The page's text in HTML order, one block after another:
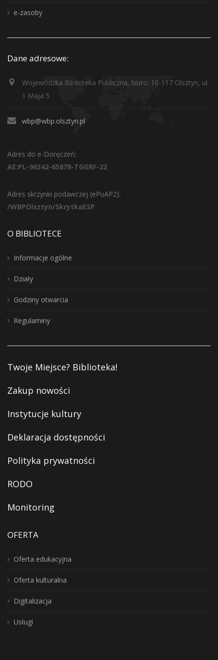
e-zasoby
Dane adresowe:
Wojewódzka Biblioteka Publiczna, biuro: 10-117 Olsztyn, ul.
1 Maja 5
wbp@wbp.olsztyn.pl
Adres do e-Doręczeń:
AE:PL-96342-65878-TGGRF-22
Adres skrzynki podawczej (ePuAP2):
/WBPOlsztyn/SkrytkaESP
O BIBLIOTECE
Informacje ogólne
Działy
Godziny otwarcia
Regulaminy
Twoje Miejsce? Biblioteka!
Zakup nowości
Instytucje kultury
Deklaracja dostępności
Polityka prywatności
RODO
Monitoring
OFERTA
Oferta edukacyjna
Oferta kulturalna
Digitalizacja
Usługi